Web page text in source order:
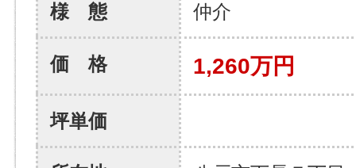
様 態 仲介
価 格 1,260万円
坪単価